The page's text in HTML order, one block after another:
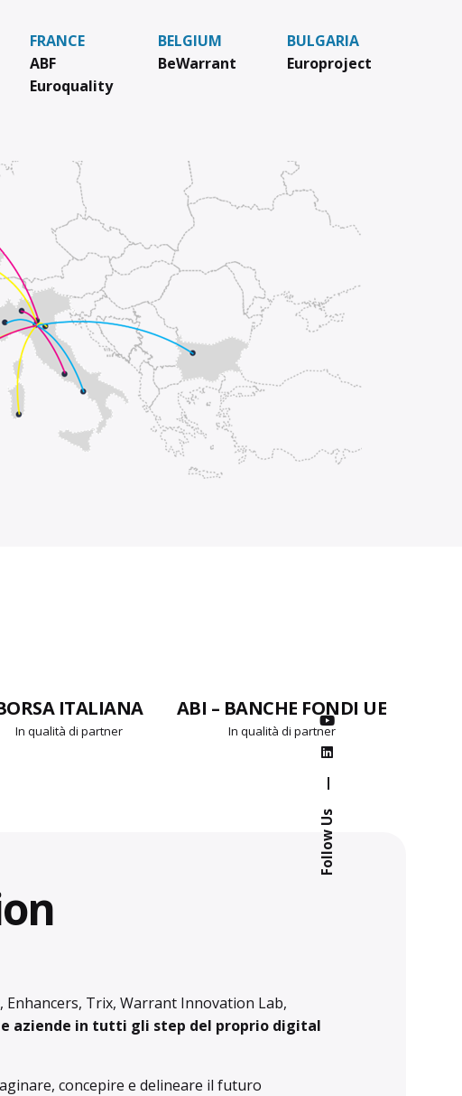
Follow Us
FRANCE
ABF
Euroquality
BELGIUM
BeWarrant
BULGARIA
Europroject
– BANCHE FONDI UE
In qualità di partner
BI-REX Competence
Center
In qualità di partner
Enhancers, Trix, Warrant Innovation Lab,
aziende in tutti gli step del proprio digital
concepire e delineare il futuro